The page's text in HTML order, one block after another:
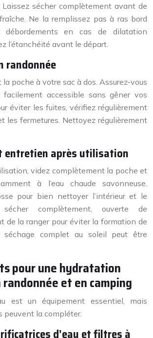
sécher complètement avant de
Ne la remplissez pas à ras bord
en cas de dilatation
l’étanchéité avant le départ.
randonnée
poche à votre sac à dos. Assurez-vous
accessible sans gêner vos
éviter les fuites, vérifiez régulièrement
les fermetures. Nettoyez régulièrement
entretien après utilisation
videz complètement la poche et
à l’eau chaude savonneuse.
pour bien nettoyer l’intérieur et le
complètement, ouverte de
de la ranger pour éviter la formation de
séchage complet au soleil peut être
pour une hydratation
et en camping
est un équipement essentiel, mais
peuvent la compléter.
d’eau et filtres à